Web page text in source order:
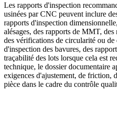
Les rapports d'inspection
usinées par CNC peuvent inclure
rapports d'inspection
alésages, des rapports de MMT,
des vérifications de circularité ou de
d'inspection des bavures, des
traçabilité des lots lorsque cela est
technique, le dossier documentaire
exigences d'ajustement, de friction,
pièce dans le cadre du contrôle